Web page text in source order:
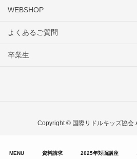
WEBSHOP
よくあるご質問
卒業生
Copyright © 国際リドルキッズ協会
MENU 資料請求 2025年対面講座